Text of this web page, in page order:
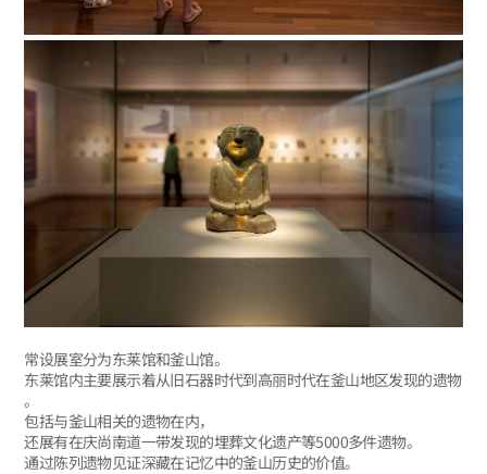
常设展室分为东莱馆和釜山馆。
东莱馆内主要展示着从旧石器时代到高丽时代在釜山地区发现的遗物
。
包括与釜山相关的遗物在内，
还展有在庆尚南道一带发现的埋葬文化遗产等5000多件遗物。
通过陈列遗物见证深藏在记忆中的釜山历史的价值。